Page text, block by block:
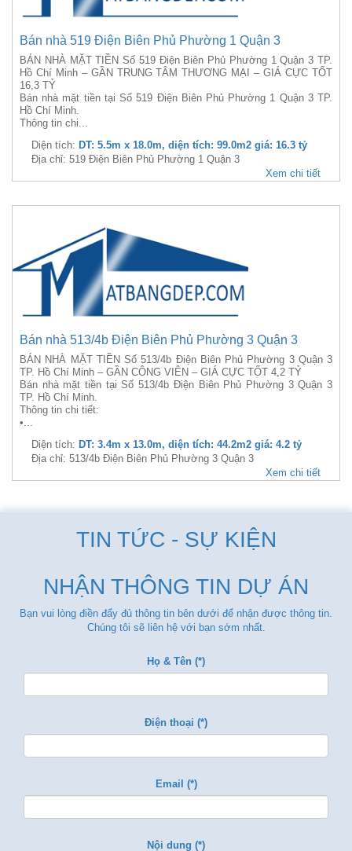
Bán nhà 519 Điện Biên Phủ Phường 1 Quận 3
BÁN NHÀ MẶT TIỀN Số 519 Điện Biên Phủ Phường 1 Quận 3 TP.
Hồ Chí Minh – GẦN TRUNG TÂM THƯƠNG MẠI – GIÁ CỰC TỐT
16,3 TỶ
Bán nhà mặt tiền tại Số 519 Điện Biên Phủ Phường 1 Quận 3 TP.
Hồ Chí Minh.
Thông tin chi...
Diện tích: DT: 5.5m x 18.0m, diện tích: 99.0m2 giá: 16.3 tỷ
Địa chỉ: 519 Điện Biên Phủ Phường 1 Quận 3
Xem chi tiết
Bán nhà 513/4b Điện Biên Phủ Phường 3 Quận 3
BÁN NHÀ MẶT TIỀN Số 513/4b Điện Biên Phủ Phường 3 Quận 3
TP. Hồ Chí Minh – GẦN CÔNG VIÊN – GIÁ CỰC TỐT 4,2 TỶ
Bán nhà mặt tiền tại Số 513/4b Điện Biên Phủ Phường 3 Quận 3
TP. Hồ Chí Minh.
Thông tin chi tiết:
•...
Diện tích: DT: 3.4m x 13.0m, diện tích: 44.2m2 giá: 4.2 tỷ
Địa chỉ: 513/4b Điện Biên Phủ Phường 3 Quận 3
Xem chi tiết
TIN TỨC - SỰ KIỆN
NHẬN THÔNG TIN DỰ ÁN
Bạn vui lòng điền đẩy đủ thông tin bên dưới để nhận được thông tin.
Chúng tôi sẽ liên hệ với bạn sớm nhất.
Họ & Tên (*)
Điện thoại (*)
Email (*)
Nội dung (*)